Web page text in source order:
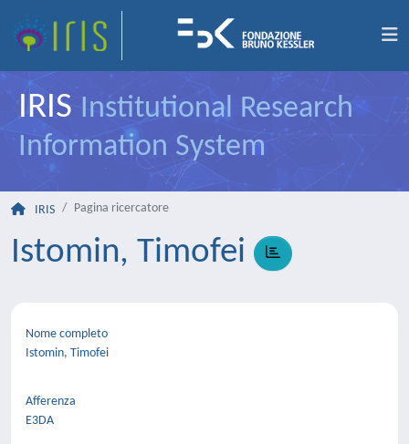
IRIS Institutional Research
Information System
IRIS Pagina ricercatore
Istomin, Timofei
Nome completo
Istomin, Timofei
Afferenza
E3DA